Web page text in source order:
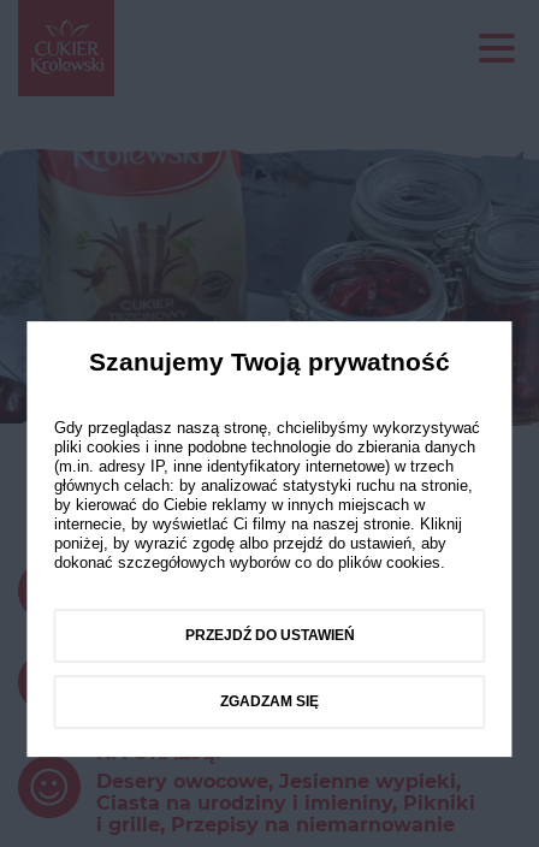
Frużelina z wiśni
CZAS PRZYGOTOWANIA:
NA OKAZJĘ:
Desery owocowe, Jesienne wypieki,
Ciasta na urodziny i imieniny, Pikniki
i grille, Przepisy na niemarnowanie
Szanujemy Twoją prywatność
Gdy przeglądasz naszą stronę, chcielibyśmy wykorzystywać
pliki cookies i inne podobne technologie do zbierania danych
(m.in. adresy IP, inne identyfikatory internetowe) w trzech
głównych celach: by analizować statystyki ruchu na stronie,
by kierować do Ciebie reklamy w innych miejscach w
internecie, by wyświetlać Ci filmy na naszej stronie. Kliknij
poniżej, by wyrazić zgodę albo przejdź do ustawień, aby
dokonać szczegółowych wyborów co do plików cookies.
PRZEJDŹ DO USTAWIEŃ
ZGADZAM SIĘ